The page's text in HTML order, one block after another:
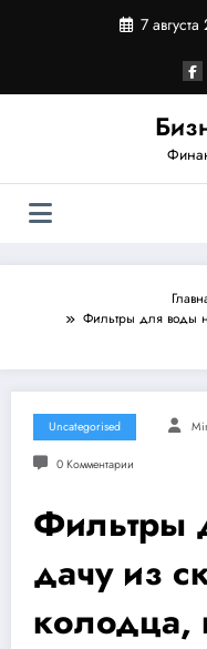
7
Фильтры для воды
Uncategorised
0 Комментарии
Фильтры
дачу из
колодца,